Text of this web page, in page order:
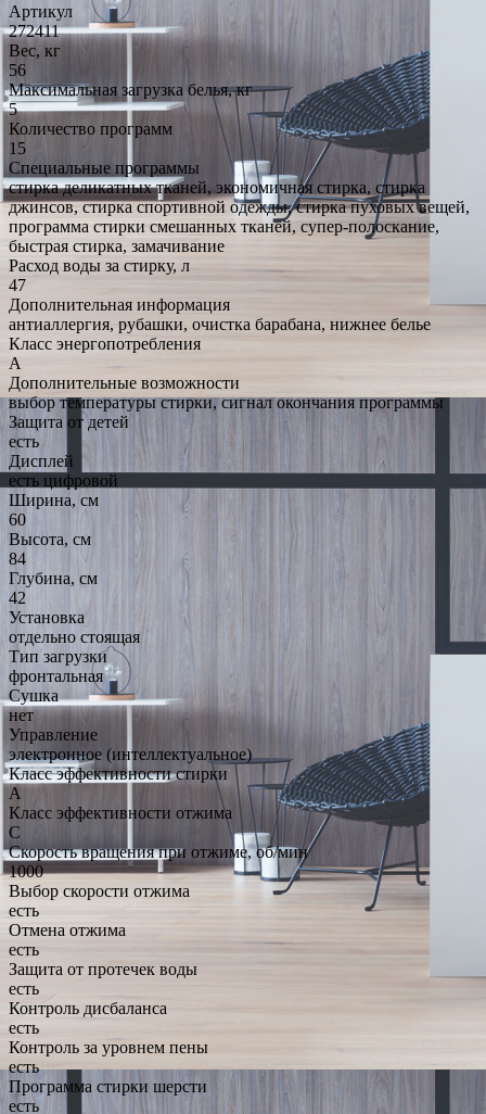
Артикул
272411
Вес, кг
56
Максимальная загрузка белья, кг
5
Количество программ
15
Специальные программы
стирка деликатных тканей, экономичная стирка, стирка
джинсов, стирка спортивной одежды, стирка пуховых вещей,
программа стирки смешанных тканей, супер-полоскание,
быстрая стирка, замачивание
Расход воды за стирку, л
47
Дополнительная информация
антиаллергия, рубашки, очистка барабана, нижнее белье
Класс энергопотребления
A
Дополнительные возможности
выбор температуры стирки, сигнал окончания программы
Защита от детей
есть
Дисплей
есть цифровой
Ширина, см
60
Высота, см
84
Глубина, см
42
Установка
отдельно стоящая
Тип загрузки
фронтальная
Сушка
нет
Управление
электронное (интеллектуальное)
Класс эффективности стирки
A
Класс эффективности отжима
C
Скорость вращения при отжиме, об/мин
1000
Выбор скорости отжима
есть
Отмена отжима
есть
Защита от протечек воды
есть
Контроль дисбаланса
есть
Контроль за уровнем пены
есть
Программа стирки шерсти
есть